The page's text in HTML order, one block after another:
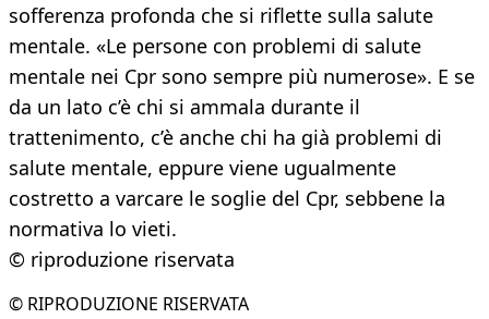
sofferenza profonda che si riflette sulla salute
mentale. «Le persone con problemi di salute
mentale nei Cpr sono sempre più numerose». E se
da un lato c’è chi si ammala durante il
trattenimento, c’è anche chi ha già problemi di
salute mentale, eppure viene ugualmente
costretto a varcare le soglie del Cpr, sebbene la
normativa lo vieti.
© riproduzione riservata
© RIPRODUZIONE RISERVATA